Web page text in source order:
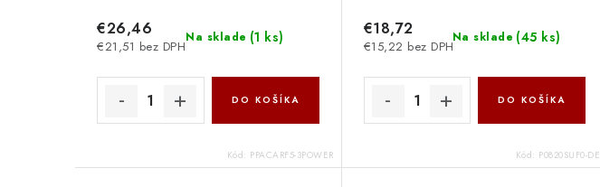
Na sklade (1 ks)
€21,51 bez DPH
€26,46
DO KOŠÍKA
Kód: PPACARF5-3POWER
Na sklade (45 ks)
€15,22 bez DPH
€18,72
DO KOŠÍKA
Kód: P0820SUF0-DE